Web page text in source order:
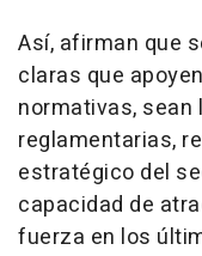
Así, afirman que
claras que
normativas,
reglamentarias,
estratégico del
capacidad de
fuerza en los